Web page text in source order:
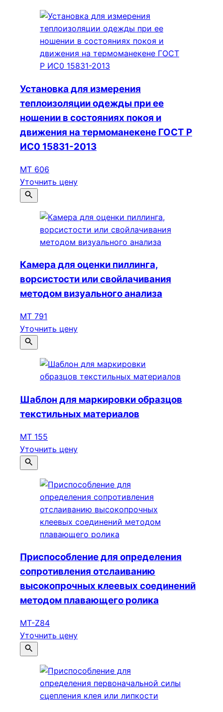
Установка для измерения
теплоизоляции одежды при ее
ношении в состояниях покоя и
движения на термоманекене ГОСТ Р
ИС0 15831-2013
МТ 606
Уточнить цену
Камера для оценки пиллинга,
ворсистости или свойлачивания
методом визуального анализа
МТ 791
Уточнить цену
Шаблон для маркировки образцов
текстильных материалов
МТ 155
Уточнить цену
Приспособление для определения
сопротивления отслаиванию
высокопрочных клеевых соединений
методом плавающего ролика
MT-Z84
Уточнить цену